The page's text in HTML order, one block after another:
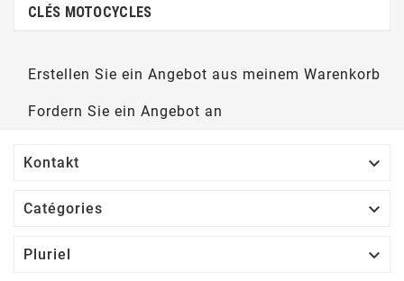
CLÉS MOTOCYCLES
Erstellen Sie ein Angebot aus meinem Warenkorb
Fordern Sie ein Angebot an
Kontakt 
Catégories 
Pluriel 